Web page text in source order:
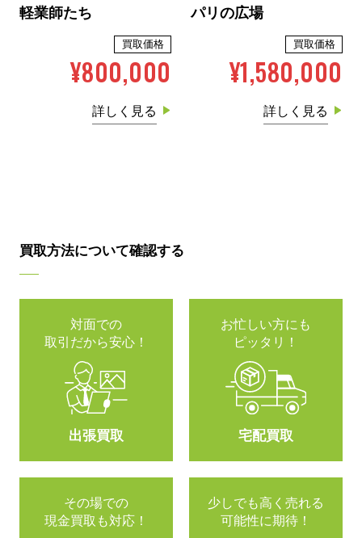
軽業師たち
買取価格
¥800,000
詳しく見る
パリの広場
買取価格
¥1,580,000
詳しく見る
買取方法について確認する
対面での
取引だから安心！
出張買取
お忙しい方にも
ピッタリ！
宅配買取
その場での
現金買取も対応！
少しでも高く売れる
可能性に期待！